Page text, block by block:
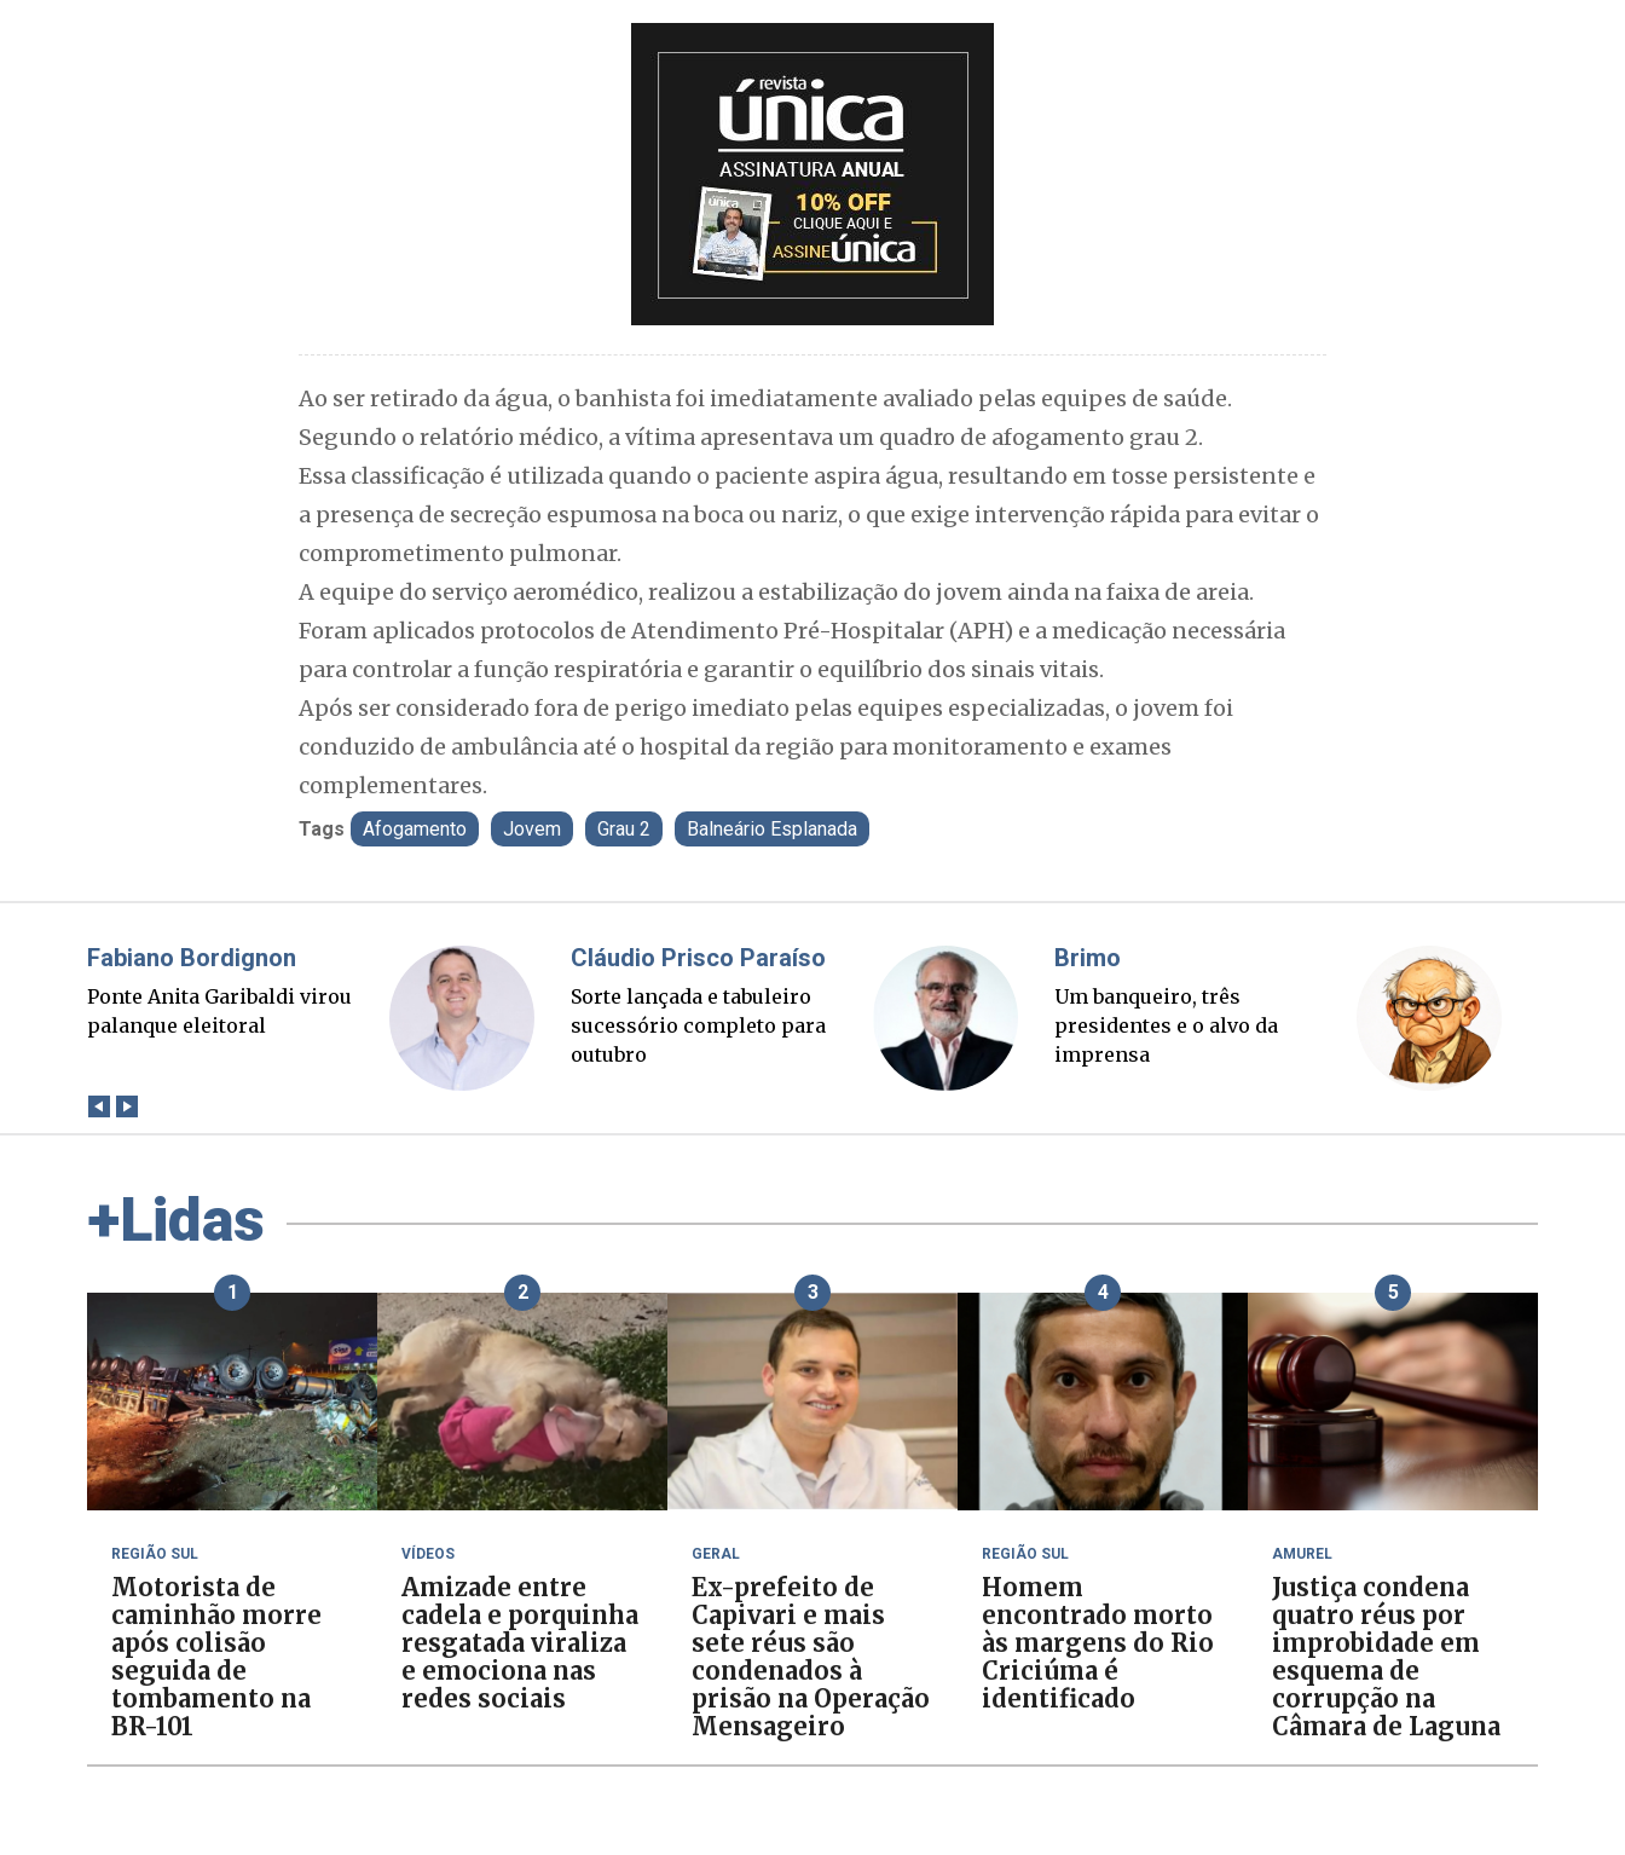
Ao ser retirado da água, o banhista foi imediatamente avaliado pelas equipes de saúde.
Segundo o relatório médico, a vítima apresentava um quadro de afogamento grau 2.
Essa classificação é utilizada quando o paciente aspira água, resultando em tosse persistente e
a presença de secreção espumosa na boca ou nariz, o que exige intervenção rápida para evitar o
comprometimento pulmonar.
A equipe do serviço aeromédico, realizou a estabilização do jovem ainda na faixa de areia.
Foram aplicados protocolos de Atendimento Pré-Hospitalar (APH) e a medicação necessária
para controlar a função respiratória e garantir o equilíbrio dos sinais vitais.
Após ser considerado fora de perigo imediato pelas equipes especializadas, o jovem foi
conduzido de ambulância até o hospital da região para monitoramento e exames
complementares.
Tags Afogamento Jovem Grau 2 Balneário Esplanada
Misael Elias
O Boato corre mais rápido
que a verdade. Mas quem
Fabiano Bordignon
Ponte Anita Garibaldi virou
palanque eleitoral
Cláudio Prisco Paraíso
Sorte lançada e tabuleiro
sucessório completo para
+Lidas
1
REGIÃO SUL
Motorista de
caminhão morre
após colisão
seguida de
tombamento na
BR-101
2
VÍDEOS
Amizade entre
cadela e porquinha
resgatada viraliza
e emociona nas
redes sociais
3
GERAL
Ex-prefeito de
Capivari e mais
sete réus são
condenados à
prisão na Operação
Mensageiro
4
REGIÃO SUL
Homem
encontrado morto
às margens do Rio
Criciúma é
identificado
5
AMUREL
Justiça condena
quatro réus por
improbidade em
esquema de
corrupção na
Câmara de Laguna